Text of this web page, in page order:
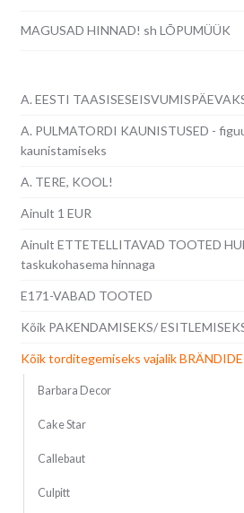
MAGUSAD HINNAD! sh LÕPUMÜÜK
A. EESTI
A. PULMATORDI KAUNISTUSED -
kaunistamiseks
A. TERE, KOOL!
Ainult 1 EUR
Ainult ETTETELLITAVAD TOOTED
taskukohasema hinnaga
E171-VABAD TOOTED
Kõik PAKENDAMISEKS/
Kõik torditegemiseks vajalik
Barbara Decor
Cake Star
Callebaut
Culpitt